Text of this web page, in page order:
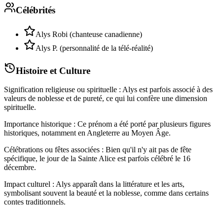
Célébrités
Alys Robi (chanteuse canadienne)
Alys P. (personnalité de la télé-réalité)
Histoire et Culture
Signification religieuse ou spirituelle : Alys est parfois associé à des
valeurs de noblesse et de pureté, ce qui lui confère une dimension
spirituelle.
Importance historique : Ce prénom a été porté par plusieurs figures
historiques, notamment en Angleterre au Moyen Âge.
Célébrations ou fêtes associées : Bien qu'il n'y ait pas de fête
spécifique, le jour de la Sainte Alice est parfois célébré le 16
décembre.
Impact culturel : Alys apparaît dans la littérature et les arts,
symbolisant souvent la beauté et la noblesse, comme dans certains
contes traditionnels.